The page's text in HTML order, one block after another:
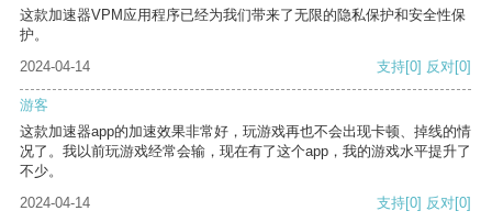
这款加速器VPM应用程序已经为我们带来了无限的隐私保护和安全性保
护。
2024-04-14
支持[0] 反对[0]
游客
这款加速器app的加速效果非常好，玩游戏再也不会出现卡顿、掉线的情
况了。我以前玩游戏经常会输，现在有了这个app，我的游戏水平提升了
不少。
2024-04-14
支持[0] 反对[0]